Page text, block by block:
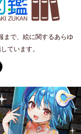
まで、絵に関するあらゆ
ています。